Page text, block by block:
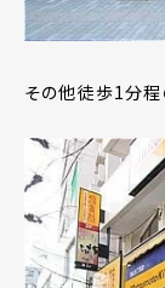
その他徒歩1分程